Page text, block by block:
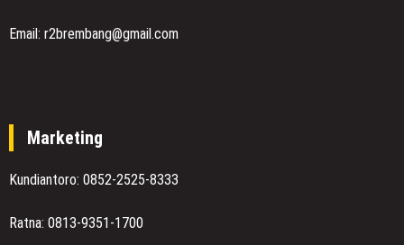
Email: r2brembang@gmail.com
Marketing
Kundiantoro: 0852-2525-8333
Ratna: 0813-9351-1700